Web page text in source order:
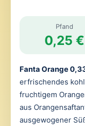
Pfand
0,25 €
Fanta Orange
erfrischendes
fruchtigem
aus
ausgewogener